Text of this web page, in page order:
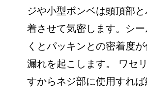
ジや小型ボンベは頭頂部
着させて気密します。シ
くとパッキンとの密着度
漏れを起こします。 ワセ
すからネジ部に使用すれ